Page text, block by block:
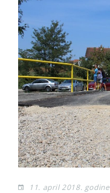
11. april 2018. godine